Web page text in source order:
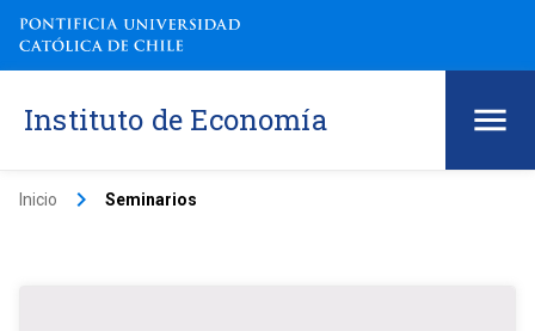
Instituto de Economía
Inicio keyboard_arrow_right Seminarios